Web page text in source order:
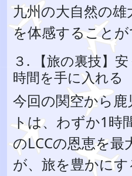
九州の大自然の
を体感することが
３. 【旅の裏技】
時間を手に入れる
今回の関空から
トは、わずか1時
のLCCの恩恵を最
が、旅を豊かにす